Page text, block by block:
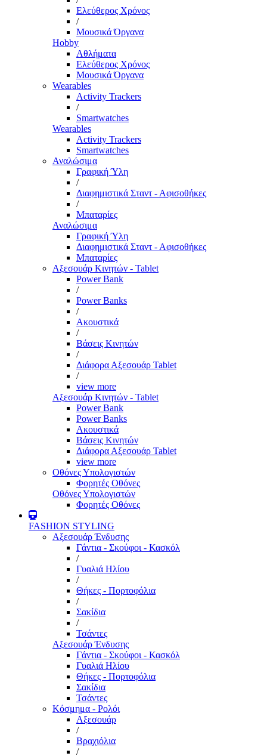
Ελεύθερος Χρόνος
/
Μουσικά Όργανα
Hobby
Αθλήματα
Ελεύθερος Χρόνος
Μουσικά Όργανα
Wearables
Activity Trackers
/
Smartwatches
Wearables
Activity Trackers
Smartwatches
Αναλώσιμα
Γραφική Ύλη
/
Διαφημιστικά Σταντ - Αφισοθήκες
/
Μπαταρίες
Αναλώσιμα
Γραφική Ύλη
Διαφημιστικά Σταντ - Αφισοθήκες
Μπαταρίες
Αξεσουάρ Κινητών - Tablet
Power Bank
/
Power Banks
/
Ακουστικά
/
Βάσεις Κινητών
/
Διάφορα Αξεσουάρ Tablet
/
view more
Αξεσουάρ Κινητών - Tablet
Power Bank
Power Banks
Ακουστικά
Βάσεις Κινητών
Διάφορα Αξεσουάρ Tablet
view more
Οθόνες Υπολογιστών
Φορητές Οθόνες
Οθόνες Υπολογιστών
Φορητές Οθόνες
FASHION STYLING
Αξεσουάρ Ένδυσης
Γάντια - Σκούφοι - Κασκόλ
/
Γυαλιά Ηλίου
/
Θήκες - Πορτοφόλια
/
Σακίδια
/
Τσάντες
Αξεσουάρ Ένδυσης
Γάντια - Σκούφοι - Κασκόλ
Γυαλιά Ηλίου
Θήκες - Πορτοφόλια
Σακίδια
Τσάντες
Κόσμημα - Ρολόι
Αξεσουάρ
/
Βραχιόλια
/